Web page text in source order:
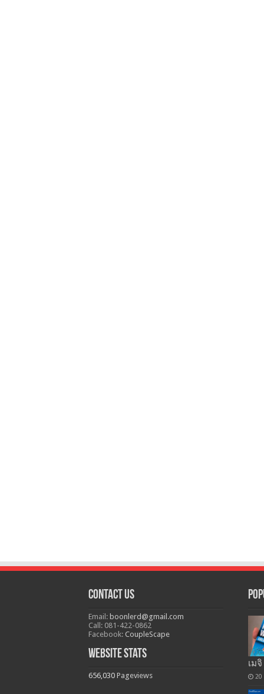
Contact Us
Email: boonlerd@gmail.com
Call: 081-422-0862
Facebook: CoupleScape
Website Stats
656,030 Pageviews
เม